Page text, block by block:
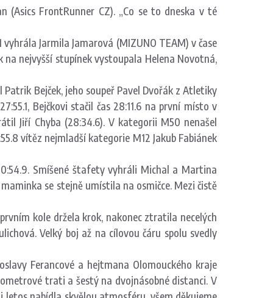
(Asics FrontRunner CZ). „Co se to dneska v té
Jarmila Jamarová (MIZUNO TEAM) v čase
na nejvyšší stupínek vystoupala Helena Novotná,
Bejček, jeho soupeř Pavel Dvořák z Atletiky
Bejčkovi stačil čas 28:11.6 na první místo v
Jiří Chyba (28:34.6). V kategorii M50 nenašel
vítěz nejmladší kategorie M12 Jakub Fabiánek
Smíšené štafety vyhráli Michal a Martina
se stejně umístila na osmičce. Mezi čistě
prvním kole držela krok, nakonec ztratila necelých
Velký boj až na cílovou čáru spolu svedly
Ferancové a hejtmana Olomouckého kraje
trati a šestý na dvojnásobné distanci. V